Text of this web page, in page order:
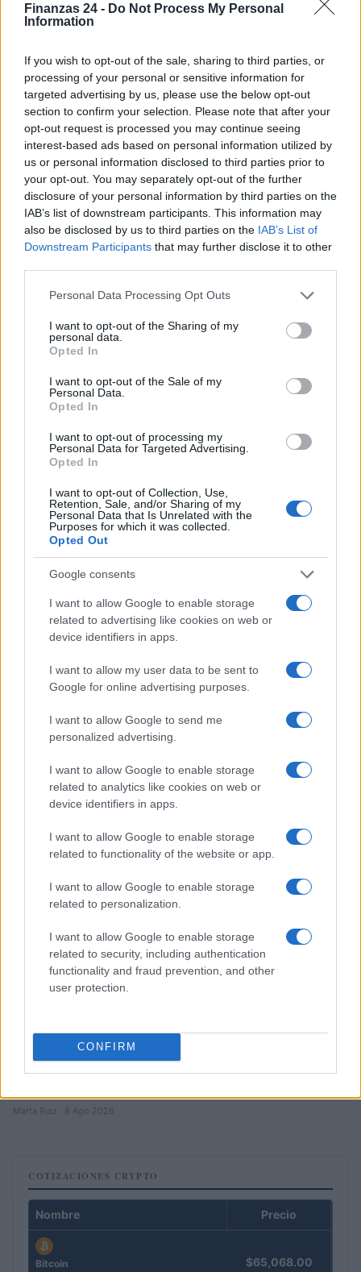
Finanzas 24 - Do Not Process My Personal
Information
If you wish to opt-out of the sale, sharing to third parties, or
processing of your personal or sensitive information for
targeted advertising by us, please use the below opt-out
section to confirm your selection. Please note that after your
opt-out request is processed you may continue seeing
interest-based ads based on personal information utilized by
us or personal information disclosed to third parties prior to
your opt-out. You may separately opt-out of the further
disclosure of your personal information by third parties on the
IAB’s list of downstream participants. This information may
also be disclosed by us to third parties on the IAB’s List of
Downstream Participants that may further disclose it to other
Please note that this website/app uses one or more Google
not limited to your visit or usage behaviour. You may click to
grant or deny consent to Google and its third-party tags to
use your data for below specified purposes in below Google
consent section.
Personal Data Processing Opt Outs
I want to opt-out of the Sharing of my
personal data.
Opted In
I want to opt-out of the Sale of my
Personal Data.
Opted In
I want to opt-out of processing my
Personal Data for Targeted Advertising.
Opted In
I want to opt-out of Collection, Use,
Retention, Sale, and/or Sharing of my
Personal Data that Is Unrelated with the
Purposes for which it was collected.
Opted Out
Google consents
I want to allow Google to enable storage
related to advertising like cookies on web or
device identifiers in apps.
I want to allow my user data to be sent to
Google for online advertising purposes.
I want to allow Google to send me
personalized advertising.
I want to allow Google to enable storage
related to analytics like cookies on web or
device identifiers in apps.
I want to allow Google to enable storage
related to functionality of the website or app.
I want to allow Google to enable storage
related to personalization.
I want to allow Google to enable storage
related to security, including authentication
functionality and fraud prevention, and other
user protection.
CONFIRM
Sigue leyendo
Guía para comparar créditos: TIN, TAE y comisiones
explicadas
Marta Ruiz · 8 Ago 2026
CRIPTOMONEDAS
Hackers de Corea del Norte comprometen a OPPO y Coinbase
en una campaña global de robo de criptomonedas
Diego Martín · 8 Ago 2026
Marta Ruiz · 8 Ago 2026
COTIZACIONES CRYPTO
Nombre Precio
Bitcoin $65,068.00